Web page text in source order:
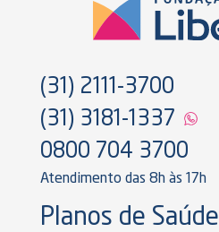
(31) 2111-3700
(31) 3181-1337
0800 704 3700
Atendimento das 8h às 17h
Planos de Saúde